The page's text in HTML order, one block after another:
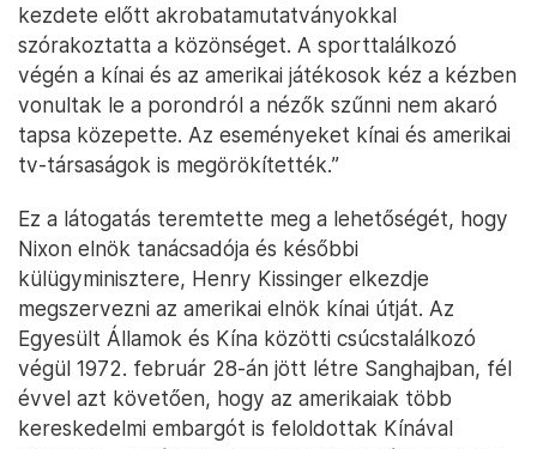
kezdete előtt akrobatamutatványokkal
szórakoztatta a közönséget. A sporttalálkozó
végén a kínai és az amerikai játékosok kéz a kézben
vonultak le a porondról a nézők szűnni nem akaró
tapsa közepette. Az eseményeket kínai és amerikai
tv-társaságok is megörökítették.”
Ez a látogatás teremtette meg a lehetőségét, hogy
Nixon elnök tanácsadója és későbbi
külügyminisztere, Henry Kissinger elkezdje
megszervezni az amerikai elnök kínai útját. Az
Egyesült Államok és Kína közötti csúcstalálkozó
végül 1972. február 28-án jött létre Sanghajban, fél
évvel azt követően, hogy az amerikaiak több
kereskedelmi embargót is feloldottak Kínával